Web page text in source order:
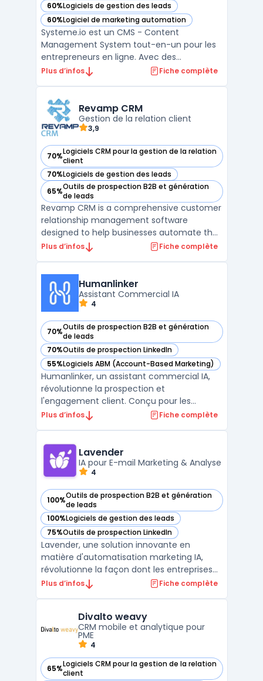
60%Logiciels de gestion des leads
— voir Systeme.io dans cette catégorie
60%Logiciel de marketing automation
— voir Systeme.io dans cette catégorie
Systeme.io est un CMS - Content
Management System tout-en-un pour les
entrepreneurs en ligne. Avec des
fonctionnalités comme la création de
marketing et l'affiliation, il permet aux
Plus d’infos Fiche complète
Revamp CRM
Gestion de la relation client
3,9
70%Logiciels CRM pour la gestion de la relation
client
— voir Revamp CRM dans cette catégorie
70%Logiciels de gestion des leads
— voir Revamp CRM dans cette catégorie
65%Outils de prospection B2B et génération
de leads
— voir Revamp CRM dans cette catégorie
Revamp CRM is a comprehensive customer
relationship management software
designed to help businesses automate their
marketing automation process and
Revamp CRM simplifies lead tracking, email
marketing, custome ...
Plus d’infos Fiche complète
Humanlinker
Assistant Commercial IA
4
70%Outils de prospection B2B et génération
de leads
— voir Humanlinker dans cette catégorie
70%Outils de prospection LinkedIn
— voir Humanlinker dans cette catégorie
55%Logiciels ABM (Account-Based Marketing)
— voir Humanlinker dans cette catégorie
Humanlinker, un assistant commercial IA,
révolutionne la prospection et
l'engagement client. Conçu pour les
équipes de vente, ce logiciel utilise
Humanlinker, les utilisateurs peuvent créer
des messages de vente pers ...
Plus d’infos Fiche complète
Lavender
IA pour E-mail Marketing & Analyse
4
100%Outils de prospection B2B et génération
de leads
— voir Lavender dans cette catégorie
100%Logiciels de gestion des leads
— voir Lavender dans cette catégorie
75%Outils de prospection LinkedIn
— voir Lavender dans cette catégorie
Lavender, une solution innovante en
matière d'automatisation marketing IA,
révolutionne la façon dont les entreprises
interagissent avec leurs clients. Cette
par e-mail, en se concentrant sur la
personnalisatio ...
Plus d’infos Fiche complète
Divalto weavy
CRM mobile et analytique pour
PME
4
65%Logiciels CRM pour la gestion de la relation
client
— voir Divalto weavy dans cette catégorie